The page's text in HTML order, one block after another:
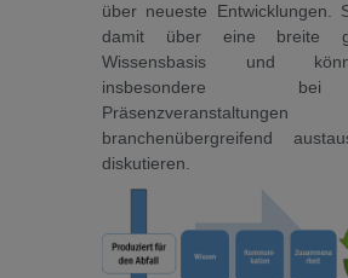
über neueste Entwicklungen.
damit über eine breite
Wissensbasis und
insbesondere
Präsenzveranstaltungen
branchenübergreifend
diskutieren.